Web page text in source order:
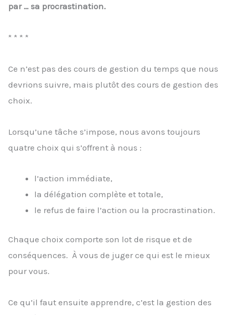
par … sa procrastination.
* * * *
Ce n’est pas des cours de gestion du temps que nous
devrions suivre, mais plutôt des cours de gestion des
choix.
Lorsqu’une tâche s’impose, nous avons toujours
quatre choix qui s’offrent à nous :
l’action immédiate,
la délégation complète et totale,
le refus de faire l’action ou la procrastination.
Chaque choix comporte son lot de risque et de
conséquences. À vous de juger ce qui est le mieux
pour vous.
Ce qu’il faut ensuite apprendre, c’est la gestion des